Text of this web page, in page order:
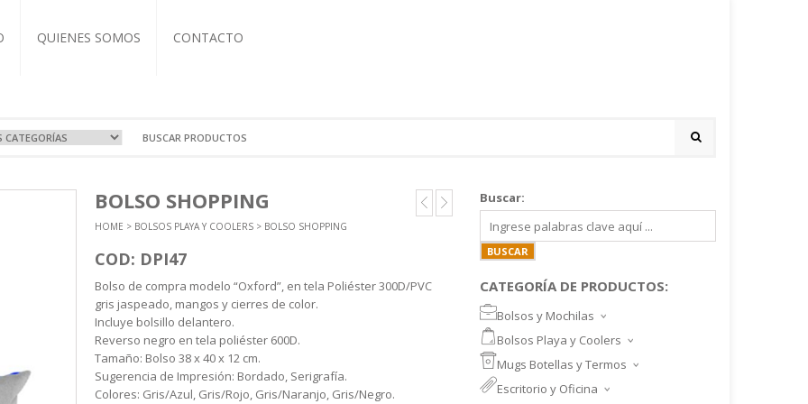
QUIENES SOMOS CONTACTO
Y VIAJE
Y TERMOS
ECO
BOLSO SHOPPING
HOME > BOLSOS PLAYA Y COOLERS> BOLSO SHOPPING
COD: DPI47
Bolso de compra modelo “Oxford”, en tela Poliéster 300D/PVC
gris jaspeado, mangos y cierres de color.
Incluye bolsillo delantero.
Reverso negro en tela poliéster 600D.
Tamaño: Bolso 38 x 40 x 12 cm.
Sugerencia de Impresión: Bordado, Serigrafía.
Colores: Gris/Azul, Gris/Rojo, Gris/Naranjo, Gris/Negro.
Buscar:
CATEGORÍA DE PRODUCTOS:
Bolsos y Mochilas
MOCHILAS DEPORTIVAS
MOCHILAS NOTEBOOK
MALETINES Y FUNDAS
Bolsos Playa y Coolers
BOLSOS DE PLAYA
COOLERS
MORRALES
Mugs Botellas y Termos
MUGS
TAZA DE VIDRIO
Escritorio y Oficina